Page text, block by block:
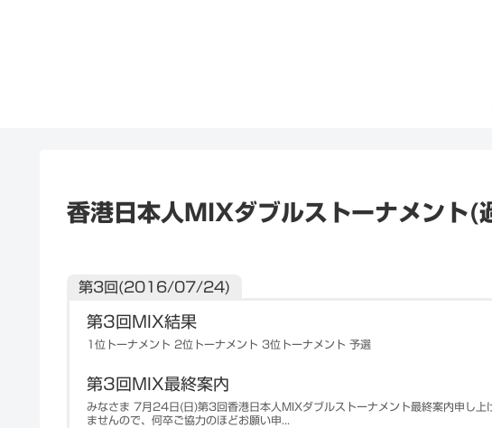
香港日本人MIXダブルストーナメント(
第3回(2016/07/24)
第3回MIX結果
1位トーナメント 2位トーナメント 3位トーナメント 予選
第3回MIX最終案内
みなさま 7月24日(日)第3回香港日本人MIXダブルストーナメント最終案内申し
ませんので、何卒ご協力のほどお願い申...